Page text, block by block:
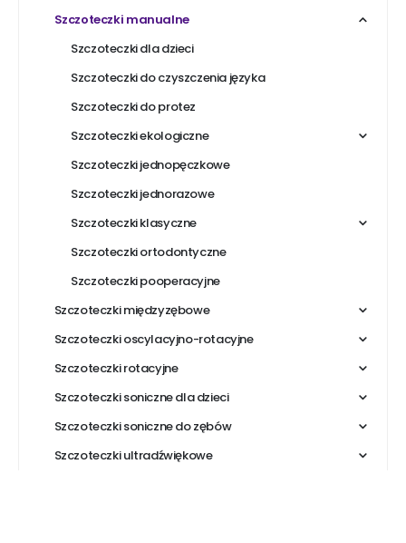
Szczoteczki manualne
Szczoteczki dla dzieci
Szczoteczki do czyszczenia języka
Szczoteczki do protez
Szczoteczki ekologiczne
Szczoteczki jednopęczkowe
Szczoteczki jednorazowe
Szczoteczki klasyczne
Szczoteczki ortodontyczne
Szczoteczki pooperacyjne
Szczoteczki międzyzębowe
Szczoteczki oscylacyjno-rotacyjne
Szczoteczki rotacyjne
Szczoteczki soniczne dla dzieci
Szczoteczki soniczne do zębów
Szczoteczki ultradźwiękowe